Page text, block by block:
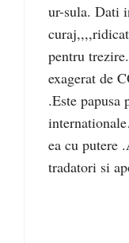
ur-sula. Dati
pentru
exagerat de
.Este
ea cu putere
tradatori si